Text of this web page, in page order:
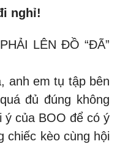
nghỉ!
LÊN ĐỒ “ĐÃ”
anh em tụ tập bên
đủ đúng không
ý của BOO để có ý
chiếc kèo cùng hội